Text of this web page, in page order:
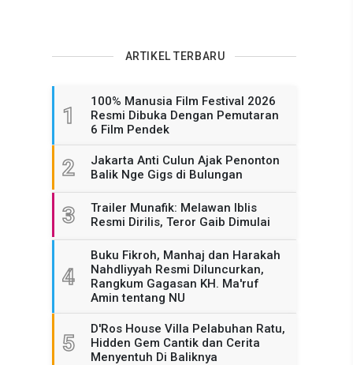
ARTIKEL TERBARU
1
100% Manusia Film Festival 2026
Resmi Dibuka Dengan Pemutaran
6 Film Pendek
2
Jakarta Anti Culun Ajak Penonton
Balik Nge Gigs di Bulungan
3
Trailer Munafik: Melawan Iblis
Resmi Dirilis, Teror Gaib Dimulai
4
Buku Fikroh, Manhaj dan Harakah
Nahdliyyah Resmi Diluncurkan,
Rangkum Gagasan KH. Ma'ruf
Amin tentang NU
5
D'Ros House Villa Pelabuhan Ratu,
Hidden Gem Cantik dan Cerita
Menyentuh Di Baliknya